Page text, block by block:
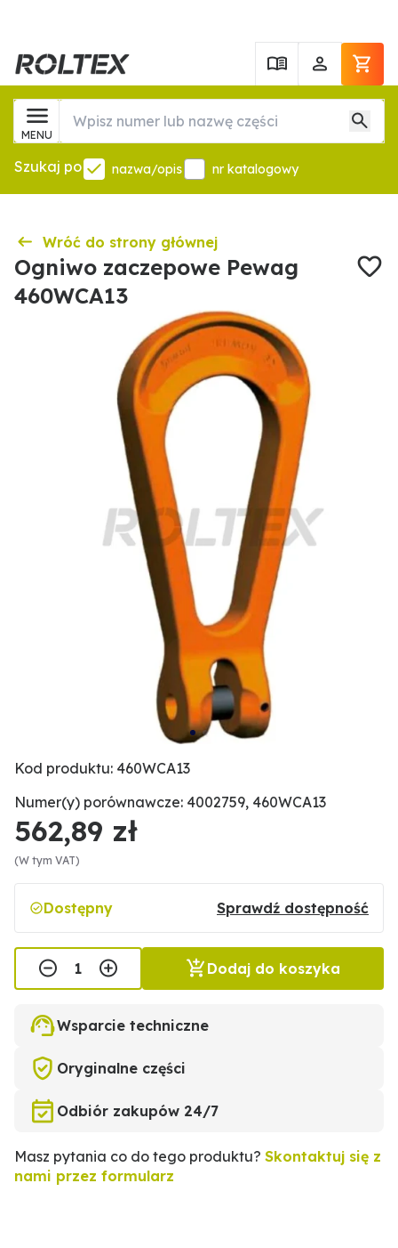
MENU
Szukaj po nazwa/opis nr katalogowy
Wróć do strony głównej
Ogniwo zaczepowe Pewag
460WCA13
Kod produktu: 460WCA13
Numer(y) porównawcze: 4002759, 460WCA13
562,89 zł
(W tym VAT)
Dostępny Sprawdź dostępność
Dodaj do koszyka
Wsparcie techniczne
Oryginalne części
Odbiór zakupów 24/7
Masz pytania co do tego produktu? Skontaktuj się z
nami przez formularz